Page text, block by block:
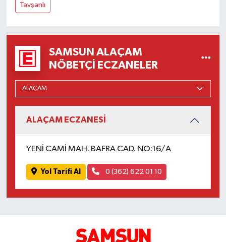
Tavşanlı
SAMSUN ALAÇAM
NÖBETÇI ECZANELER
ALAÇAM ECZANESİ
YENİ CAMİ MAH. BAFRA CAD. NO:16/A
Yol Tarifi Al 0 (362) 622 01 10